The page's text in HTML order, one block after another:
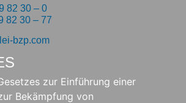
82 30 – 0
82 30 – 77
bzp.com
zur Einführung einer
Bekämpfung von